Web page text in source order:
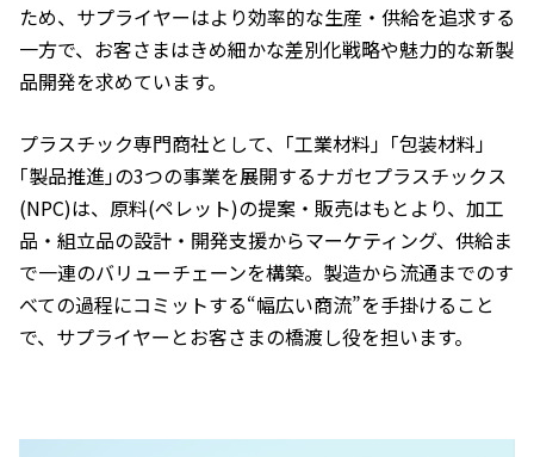
ため、サプライヤーはより効率的な生産・供給を追求する
一方で、お客さまはきめ細かな差別化戦略や魅力的な新製
品開発を求めています。
プラスチック専門商社として、｢工業材料｣「包装材料」
｢製品推進｣の3つの事業を展開するナガセプラスチックス
(NPC)は、原料(ペレット)の提案・販売はもとより、加工
品・組立品の設計・開発支援からマーケティング、供給ま
で一連のバリューチェーンを構築。製造から流通までのす
べての過程にコミットする“幅広い商流”を手掛けること
で、サプライヤーとお客さまの橋渡し役を担います。